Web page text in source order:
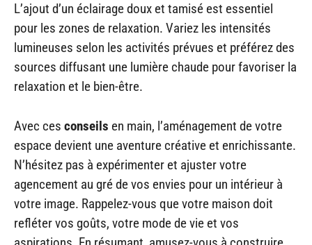
L’ajout d’un éclairage doux et tamisé est essentiel
pour les zones de relaxation. Variez les intensités
lumineuses selon les activités prévues et préférez des
sources diffusant une lumière chaude pour favoriser la
relaxation et le bien-être.
Avec ces conseils en main, l’aménagement de votre
espace devient une aventure créative et enrichissante.
N’hésitez pas à expérimenter et ajuster votre
agencement au gré de vos envies pour un intérieur à
votre image. Rappelez-vous que votre maison doit
refléter vos goûts, votre mode de vie et vos